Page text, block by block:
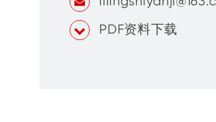
PDF资料下载